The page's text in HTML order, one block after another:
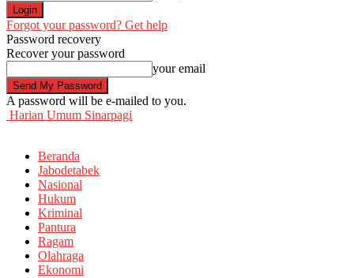
Forgot your password? Get help
Password recovery
Recover your password
your email
A password will be e-mailed to you.
Harian Umum Sinarpagi
Beranda
Jabodetabek
Nasional
Hukum
Kriminal
Pantura
Ragam
Olahraga
Ekonomi